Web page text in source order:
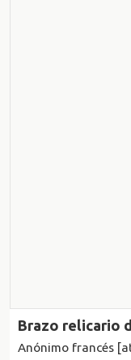
Brazo relicario
Anónimo francés